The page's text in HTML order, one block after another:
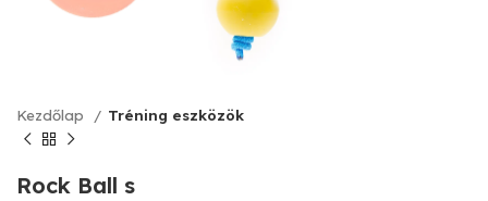
Kezdőlap Tréning eszközök
Rock Ball s